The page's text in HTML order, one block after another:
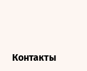
Контакты